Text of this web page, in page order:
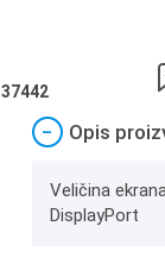
37442
− Opis
Veličina
DisplayPort